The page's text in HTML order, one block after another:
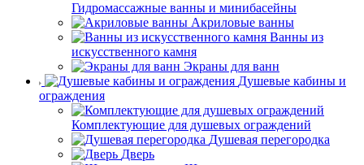
Гидромассажные ванны и минибасейны
Акриловые ванны
Ванны из
искусственного камня
Экраны для ванн
Душевые кабины и
ограждения
Комплектующие для душевых ограждений
Душевая перегородка
Дверь